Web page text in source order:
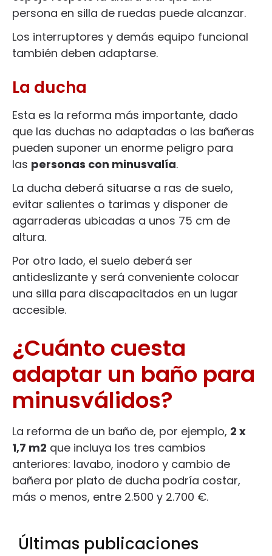
persona en silla de ruedas puede alcanzar.
Los interruptores y demás equipo funcional
también deben adaptarse.
La ducha
Esta es la reforma más importante, dado
que las duchas no adaptadas o las bañeras
pueden suponer un enorme peligro para
las personas con minusvalía.
La ducha deberá situarse a ras de suelo,
evitar salientes o tarimas y disponer de
agarraderas ubicadas a unos 75 cm de
altura.
Por otro lado, el suelo deberá ser
antideslizante y será conveniente colocar
una silla para discapacitados en un lugar
accesible.
¿Cuánto cuesta
adaptar un baño para
minusválidos?
La reforma de un baño de, por ejemplo, 2 x
1,7 m2 que incluya los tres cambios
anteriores: lavabo, inodoro y cambio de
bañera por plato de ducha podría costar,
más o menos, entre 2.500 y 2.700 €.
Últimas publicaciones